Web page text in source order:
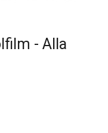
- Alla